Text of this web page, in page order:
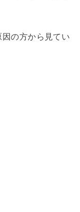
の方から見てい